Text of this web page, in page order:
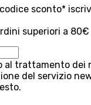
sconto*
superiori a 80€
al trattamento dei
del servizio